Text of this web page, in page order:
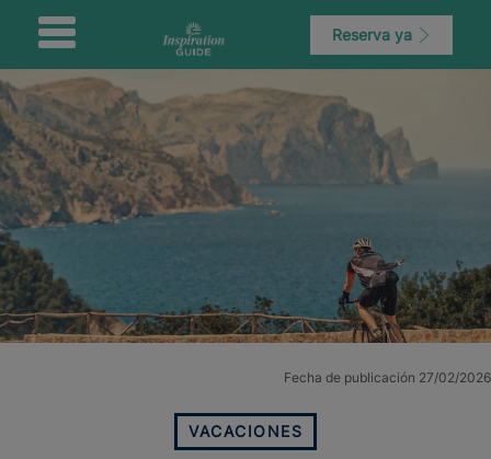
Reserva ya
Fecha de publicación 27/02/2026
VACACIONES